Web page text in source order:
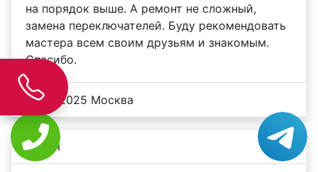
на порядок выше. А ремонт не сложный,
замена переключателей. Буду рекомендовать
мастера всем своим друзьям и знакомым.
Спасибо.
23.06.2025 Москва
Дарья